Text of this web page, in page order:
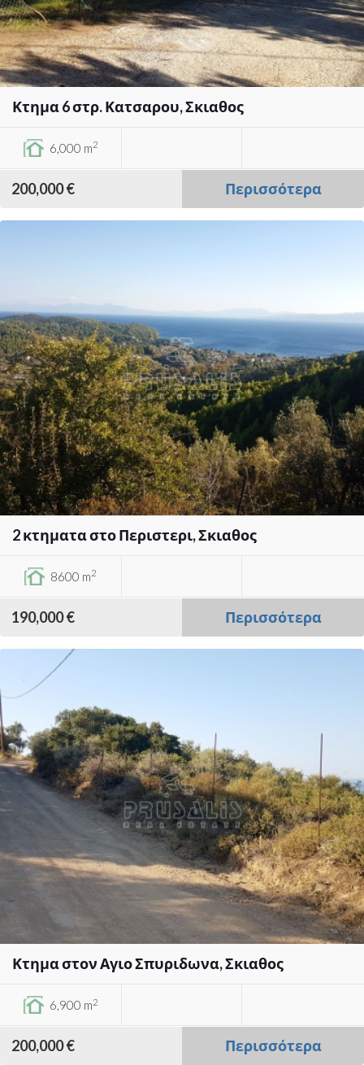
Κτημα 6 στρ. Κατσαρου, Σκιαθος
6,000 m2
200,000 € Περισσότερα
2 κτηματα στο Περιστερι, Σκιαθος
8600 m2
190,000 € Περισσότερα
Κτημα στον Αγιο Σπυριδωνα, Σκιαθος
6,900 m2
200,000 € Περισσότερα